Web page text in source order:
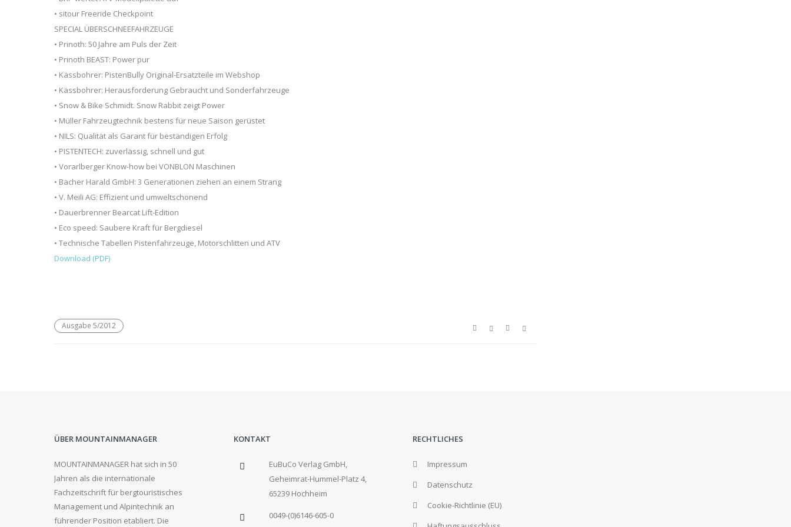
• sitour Freeride Checkpoint
SPECIAL ÜBERSCHNEEFAHRZEUGE
• Prinoth: 50 Jahre am Puls der Zeit
• Prinoth BEAST: Power pur
• Kässbohrer: PistenBully Original-Ersatzteile im Webshop
• Kässbohrer: Herausforderung Gebraucht und Sonderfahrzeuge
• Snow & Bike Schmidt. Snow Rabbit zeigt Power
• Müller Fahrzeugtechnik bestens für neue Saison gerüstet
• NILS: Qualität als Garant für beständigen Erfolg
• PISTENTECH: zuverlässig, schnell und gut
• Vorarlberger Know-how bei VONBLON Maschinen
• Bacher Harald GmbH: 3 Generationen ziehen an einem Strang
• V. Meili AG: Effizient und umweltschonend
• Dauerbrenner Bearcat Lift-Edition
• Eco speed: Saubere Kraft für Bergdiesel
• Technische Tabellen Pistenfahrzeuge, Motorschlitten und ATV
Download (PDF)
Ausgabe 5/2012
ÜBER MOUNTAINMANAGER
MOUNTAINMANAGER hat sich in 50
Jahren als die internationale
Fachzeitschrift für bergtouristisches
Management und Alpintechnik an
führender Position etabliert. Die
KONTAKT
EuBuCo Verlag GmbH,
Geheimrat-Hummel-Platz 4,
65239 Hochheim
0049-(0)6146-605-0
RECHTLICHES
Impressum
Datenschutz
Cookie-Richtlinie (EU)